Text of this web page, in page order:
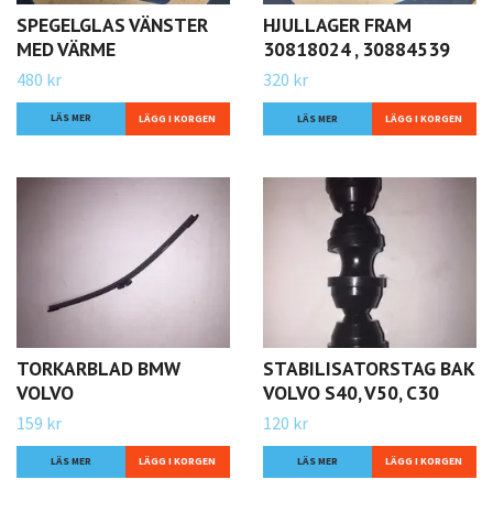
SPEGELGLAS VÄNSTER
MED VÄRME
480 kr
LÄS MER
HJULLAGER FRAM
30818024 , 30884539
320 kr
LÄS MER
TORKARBLAD BMW
VOLVO
159 kr
LÄS MER
STABILISATORSTAG BAK
VOLVO S40, V50, C30
120 kr
LÄS MER